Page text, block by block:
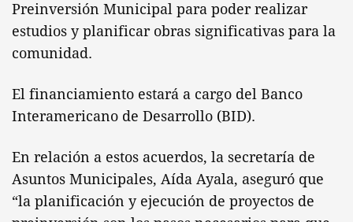
Preinversión Municipal para poder realizar
estudios y planificar obras significativas para la
comunidad.
El financiamiento estará a cargo del Banco
Interamericano de Desarrollo (BID).
En relación a estos acuerdos, la secretaría de
Asuntos Municipales, Aída Ayala, aseguró que
“la planificación y ejecución de proyectos de